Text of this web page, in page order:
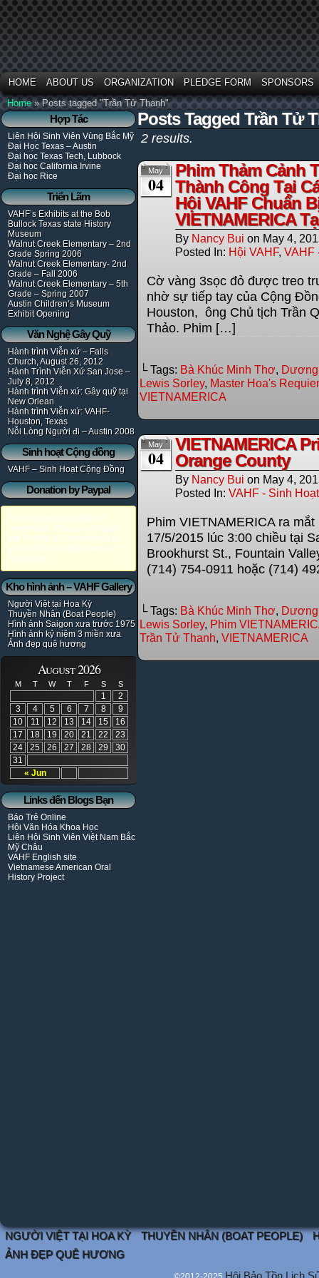
HOME ABOUT US ORGANIZATION PLEDGE FORM
SPONSORS
Home»Posts tagged "Trần Tử Thanh"
Hợp Tác
Liên Hội Sinh Viên Vùng Bắc Mỹ
Đại Học Texas – Austin
Đại học Texas Tech, Lubbock
Đại học California Irvine
Đại học Rice
Triển Lãm
VAHF’s Exhibits at the Bob
Bullock Texas state History
Museum
Walnut Creek Elementary – 2nd
Grade Spring 2006
Walnut Creek Elementary- 2nd
Grade – Fall 2006
Walnut Creek Elementary – 5th
Grade – Spring 2007
Austin Children’s Museum
Exhibit Opening
Văn Nghệ Gây Quỹ
Hành trình Viễn xứ – Falls
Church, August 26, 2012
Hành Trình Viễn Xứ San Jose –
July 8, 2012
Hành trình Viễn xứ: Gây quỹ tại
New Orlean
Hành trình Viễn xứ: VAHF-
Houston, Texas
Nỗi Lòng Người đi – Austin 2008
Sinh hoạt Cộng đồng
VAHF – Sinh Hoạt Cộng Đồng
Donation by Paypal
Error! Missing PayPal API
credentials. Please configure
the PayPal API credentials by
going to the settings menu of
this plugin.
Kho hình ảnh – VAHF Gallery
Người Việt tại Hoa Kỳ
Thuyền Nhân (Boat People)
Hình ảnh Saigon xưa trước 1975
Hình ảnh kỷ niệm 3 miền xưa
Ảnh đẹp quê hương
August 2026
M T W T F S S
« Jun
1
2
3
4 5 6 7 8
9
10
11 12 13 14 15
16
17
18 19 20 21 22
23
24
25 26 27 28 29
30
31
Links đến Blogs Bạn
Báo Trẻ Online
Hội Văn Hóa Khoa Học
Liên Hội Sinh Viên Việt Nam Bắc
Mỹ Châu
VAHF English site
Vietnamese American Oral
History Project
Posts Tagged Trần Tử
2 results.
May
04
Phim Thảm Cảnh
Thành Công Tại
Hội VAHF Chuẩn
VIETNAMERICA
By Nancy Bui on May 4,
Posted In: Hội VAHF, VAHF
Cờ vàng 3sọc đỏ được treo
nhờ sự tiếp tay của Cộng
Houston, ông Chủ tịch Trần
Thảo. Phim […]
└ Tags: Bà Khúc Minh Thơ,
Lewis Sorley, Master Hoa's
VIETNAMERICA
May
04
VIETNAMERICA
Orange County
By Nancy Bui on May 4,
Posted In: VAHF - Sinh
Phim VIETNAMERICA ra
17/5/2015 lúc 3:00 chiều tại
Brookhurst St., Fountain
(714) 754-0911 hoặc
└ Tags: Bà Khúc Minh Thơ,
Lewis Sorley, Phim
Trần Tử Thanh, VIETNAMERICA
NGƯỜI VIỆT TẠI HOA KỲ THUYỀN NHÂN (BOAT PEOPLE)
ẢNH ĐẸP QUÊ HƯƠNG
Hội Bảo Tồn Lịch